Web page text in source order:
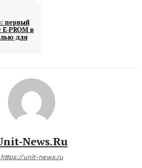
первый
в
для
News.ru
https://unit-news.ru